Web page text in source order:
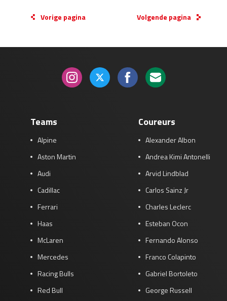
Vorige pagina Volgende pagina
Teams
Alpine
Aston Martin
Audi
Cadillac
Ferrari
Haas
McLaren
Mercedes
Racing Bulls
Red Bull
Coureurs
Alexander Albon
Andrea Kimi Antonelli
Arvid Lindblad
Carlos Sainz Jr
Charles Leclerc
Esteban Ocon
Fernando Alonso
Franco Colapinto
Gabriel Bortoleto
George Russell